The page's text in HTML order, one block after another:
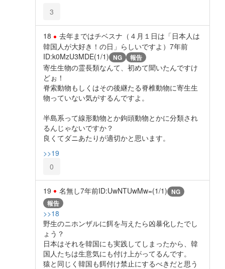
3
18
去年まではチベスナ（４月１日は「日本人は
韓国人が大好き！の日」らしいですよ） 7年前
ID:k0MzU3MDE(1/1) NG 報告
寄生生物の霊長類なんて、初めて聞いたんですけ
どぉ！
脊索動物もしくはその後継たる脊椎動物に寄生生
物っていない気がするんですよ。
半島系って線形動物とか鉤頭動物とかに分類され
るんじゃないですか？
良くてダニあたりが適切かと思います。
>>19
0
19 名無し7年前ID:UwNTUwMw=(1/1) NG
報告
>>18
野生のニホンザルに餌を与えたら凶暴化したでし
ょう？
日本はそれを韓国にも実践してしまったから、韓
国人たちは生意気にも付け上がってるんです。
猿と同じく韓国も餌付け禁止にするべきだと思う